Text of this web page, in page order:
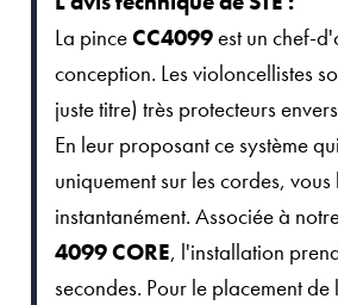
La pinceCC4099est un chef-
conception. Les violoncellistes
juste titre) très protecteurs
En leur proposant ce système
uniquement sur les cordes,
instantanément. Associée à
4099 CORE, l'installation
secondes. Pour le placement